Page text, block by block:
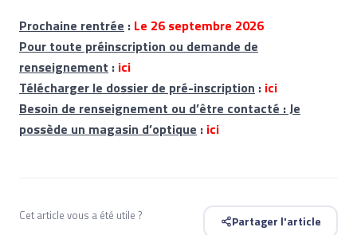
Prochaine rentrée : Le 26 septembre 2026
Pour toute préinscription ou demande de
renseignement : ici
Télécharger le dossier de pré-inscription : ici
Besoin de renseignement ou d’être contacté : Je
possède un magasin d’optique : ici
Cet article vous a été utile ? Partager l'article